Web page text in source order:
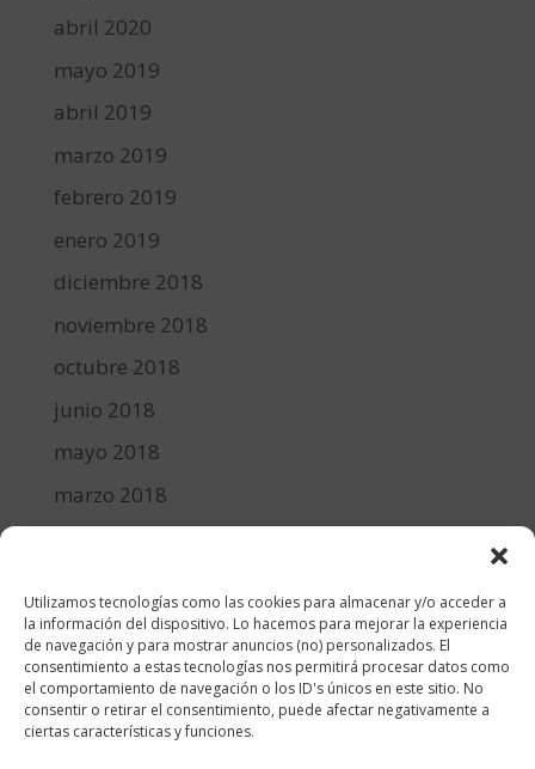
Utilizamos tecnologías como las cookies para almacenar y/o acceder a
la información del dispositivo. Lo hacemos para mejorar la experiencia
de navegación y para mostrar anuncios (no) personalizados. El
consentimiento a estas tecnologías nos permitirá procesar datos como
el comportamiento de navegación o los ID's únicos en este sitio. No
consentir o retirar el consentimiento, puede afectar negativamente a
ciertas características y funciones.
abril 2020
mayo 2019
abril 2019
marzo 2019
febrero 2019
enero 2019
diciembre 2018
noviembre 2018
octubre 2018
junio 2018
mayo 2018
marzo 2018
diciembre 2017
Categorías
cocina y recetas